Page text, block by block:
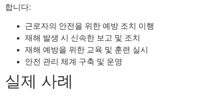
합니다:
근로자의 안전을 위한 예방 조치 이행
재해 발생 시 신속한 보고 및 조치
재해 예방을 위한 교육 및 훈련 실시
안전 관리 체계 구축 및 운영
실제 사례